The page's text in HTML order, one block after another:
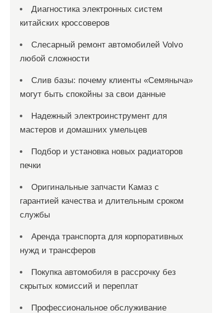
Диагностика электронных систем
китайских кроссоверов
Слесарный ремонт автомобилей Volvo
любой сложности
Слив базы: почему клиенты «Семяныча»
могут быть спокойны за свои данные
Надежный электроинструмент для
мастеров и домашних умельцев
Подбор и установка новых радиаторов
печки
Оригинальные запчасти Камаз с
гарантией качества и длительным сроком
службы
Аренда транспорта для корпоративных
нужд и трансферов
Покупка автомобиля в рассрочку без
скрытых комиссий и переплат
Профессиональное обслуживание